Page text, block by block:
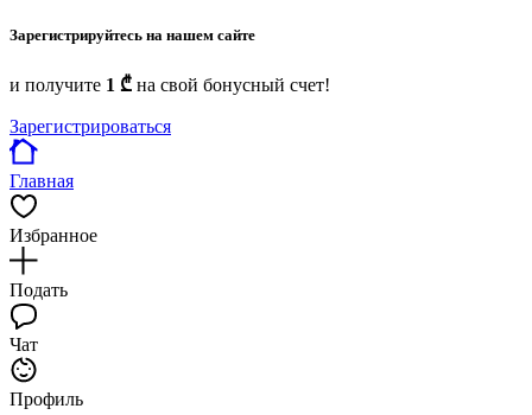
Зарегистрируйтесь на нашем сайте
и получите 1 ₾ на свой бонусный счет!
Зарегистрироваться
Главная
Избранное
Подать
Чат
Профиль